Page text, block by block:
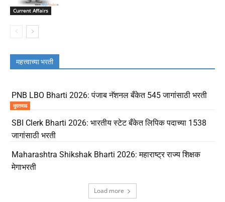
Current Affairs
महत्त्वाच्या भरती
PNB LBO Bharti 2026: पंजाब नॅशनल बँकेत 545 जागांसाठी भरती
मुदतवाढ
SBI Clerk Bharti 2026: भारतीय स्टेट बँकेत लिपिक पदाच्या 1538
जागांसाठी भरती
Maharashtra Shikshak Bharti 2026: महाराष्ट्र राज्य शिक्षक
मेगाभरती
Load more